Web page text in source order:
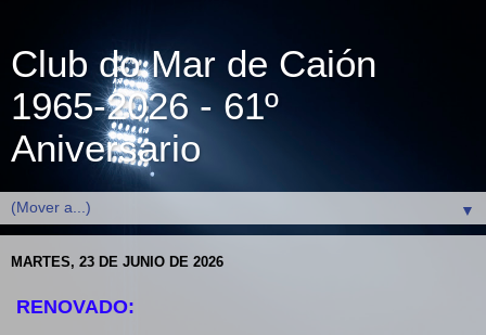
Club do Mar de Caión
1965-2026 - 61º
Aniversario
▼
MARTES, 23 DE JUNIO DE 2026
RENOVADO: